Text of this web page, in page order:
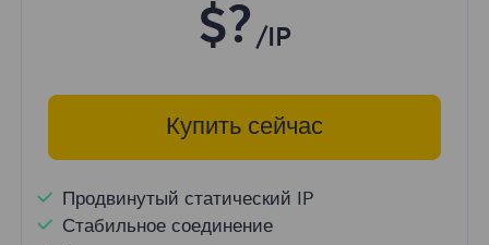
$? /IP
Купить сейчас
Продвинутый статический IP
Стабильное соединение